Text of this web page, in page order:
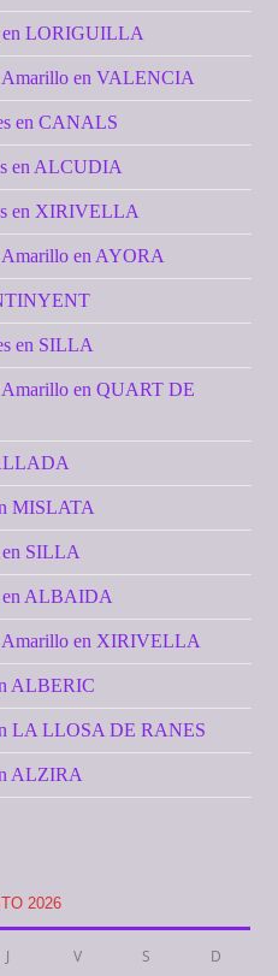
en LORIGUILLA
Amarillo en VALENCIA
en CANALS
en ALCUDIA
en XIRIVELLA
en AYORA
en SILLA
en QUART DE
MISLATA
en SILLA
en ALBAIDA
Amarillo en XIRIVELLA
ALBERIC
LA LLOSA DE RANES
ALZIRA
2026
J V S D